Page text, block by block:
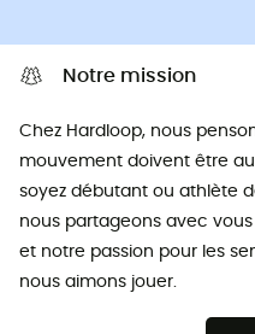
Notre mission
Chez Hardloop, nous
mouvement doivent être
soyez débutant ou athlète
nous partageons avec
et notre passion pour les
nous aimons jouer.